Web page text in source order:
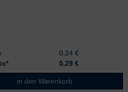
0,24 €
0,29 €
Salbendose mit Schraubdeckel 50
in den Warenkorb